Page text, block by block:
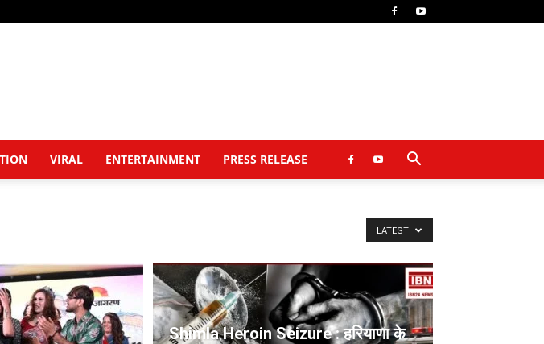
VIRAL ENTERTAINMENT PRESS RELEASE
LATEST
Shimla Heroin Seizure : हरियाणा के